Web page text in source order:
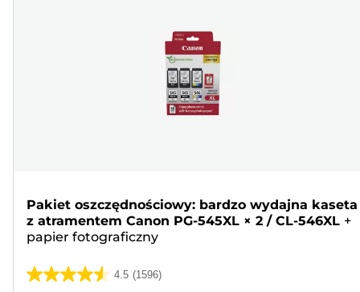
Pakiet oszczędnościowy: bardzo wydajna kaseta
z atramentem Canon PG-545XL × 2 / CL-546XL +
papier fotograficzny
4.5 (1596)
4.5